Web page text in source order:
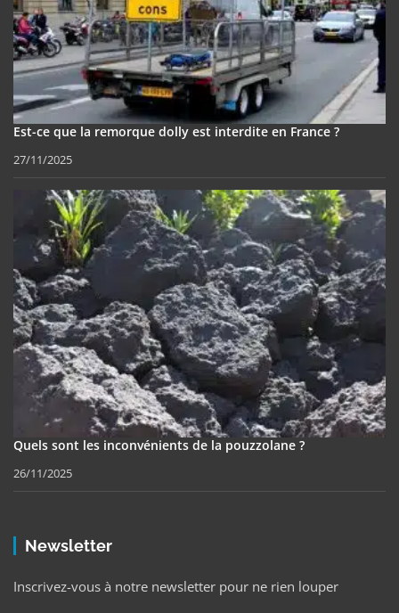
Est-ce que la remorque dolly est interdite en France ?
27/11/2025
Quels sont les inconvénients de la pouzzolane ?
26/11/2025
Newsletter
Inscrivez-vous à notre newsletter pour ne rien louper